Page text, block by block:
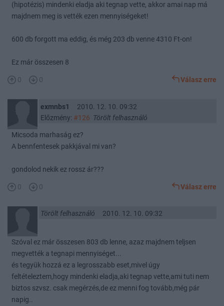
(hipotézis) mindenki eladja aki tegnap vette, akkor amai nap má
majdnem meg is vették ezen mennyiségeket!
600 db forgott ma eddig, és még 203 db venne 4310 Ft-on!
Ez már összesen 8
0 0 Válasz erre
exmnbs1
2010. 12. 10. 09:32
Előzmény: #126 Törölt felhasználó
Micsoda marhaság ez?
A bennfentesek pakkjával mi van?
gondolod nekik ez rossz ár???
0 0 Válasz erre
Törölt felhasználó 2010. 12. 10. 09:32
Szóval ez már összesen 803 db lenne, azaz majdnem teljsen
megvették a tegnapi mennyiséget...
és tegyük hozzá ez a legrosszabb eset,mivel úgy
feltételeztem,hogy mindenki eladja,aki tegnap vette,ami tuti nem
biztos szvsz. csak megérzés,de ez menni fog tovább,még pár
napig..